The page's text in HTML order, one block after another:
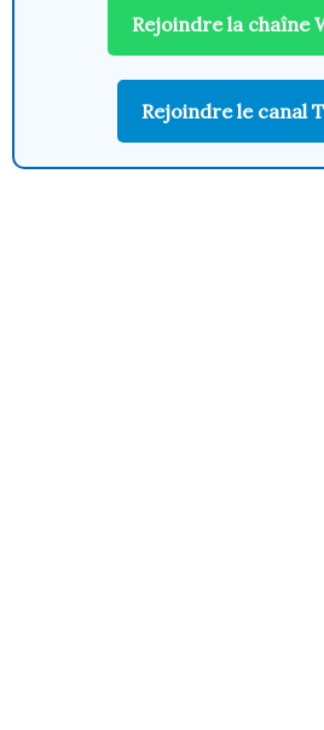
Rejoindre la chaîne
Rejoindre le canal